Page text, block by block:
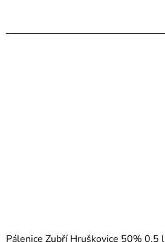
Pálenice Zubří Hruškovice 50% 0,5 l